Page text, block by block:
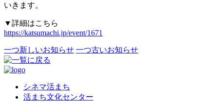
いきます。
▼詳細はこちら
https://katsumachi.jp/event/1671
一つ新しいお知らせ 一つ古いお知らせ
シネマ活まち
活まち文化センター